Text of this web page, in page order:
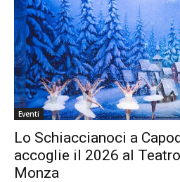
Eventi
Lo Schiaccianoci a
accoglie il 2026 al
Monza